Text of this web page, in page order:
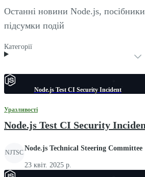
Останні новини Node.js, посібники
підсумки подій
Категорії
Node.js Test CI Security Incident
Уразливості
Node.js Test CI Security
NJTSC
Node.js Technical Steering Committee
23 квіт. 2025 р.